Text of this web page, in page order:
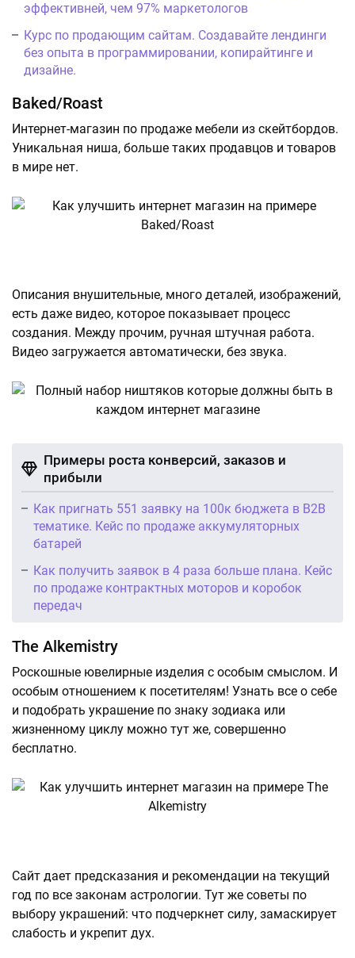
эффективней, чем 97% маркетологов
Курс по продающим сайтам. Создавайте лендинги
без опыта в программировании, копирайтинге и
дизайне.
Baked/Roast
Интернет-магазин по продаже мебели из скейтбордов.
Уникальная ниша, больше таких продавцов и товаров
в мире нет.
Описания внушительные, много деталей, изображений,
есть даже видео, которое показывает процесс
создания. Между прочим, ручная штучная работа.
Видео загружается автоматически, без звука.
Примеры роста конверсий, заказов и
прибыли
Как пригнать 551 заявку на 100к бюджета в B2B
тематике. Кейс по продаже аккумуляторных
батарей
Как получить заявок в 4 раза больше плана. Кейс
по продаже контрактных моторов и коробок
передач
The Alkemistry
Роскошные ювелирные изделия с особым смыслом. И
особым отношением к посетителям! Узнать все о себе
и подобрать украшение по знаку зодиака или
жизненному циклу можно тут же, совершенно
бесплатно.
Сайт дает предсказания и рекомендации на текущий
год по все законам астрологии. Тут же советы по
выбору украшений: что подчеркнет силу, замаскирует
слабость и укрепит дух.